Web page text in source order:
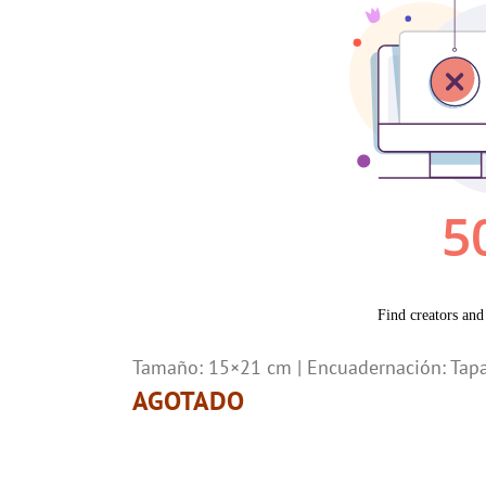
Tamaño: 15×21 cm | Encuadernación:
AGOTADO